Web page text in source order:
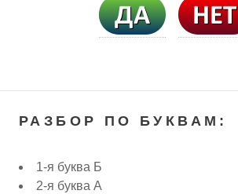
РАЗБОР ПО БУКВАМ:
1-я буква Б
2-я буква А